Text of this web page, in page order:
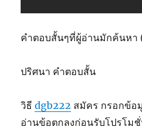
คำตอบสั้นๆที่ผู้อ่านมักค้นหา
ปริศนา คำตอบสั้น
วิธีdgb222 สมัคร กรอกข้อ
อ่านข้อตกลงก่อนรับโปรโม